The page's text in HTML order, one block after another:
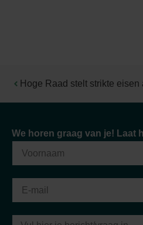
Hoge Raad stelt strikte eisen
We horen graag van je! Laat
"Sinds ik klant ben bij
de hoogte zijn als ik